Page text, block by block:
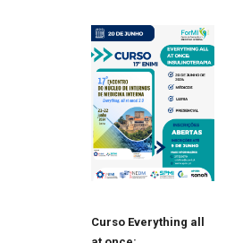
Curso Everything all